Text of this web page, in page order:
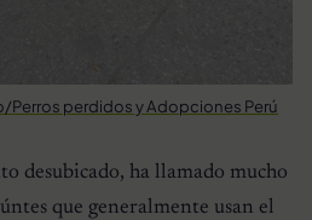
perdidos y Adopciones Perú
desubicado, ha llamado mucho
que generalmente usan el